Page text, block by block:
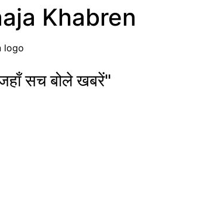
Khabren
सच बोले खबरें"